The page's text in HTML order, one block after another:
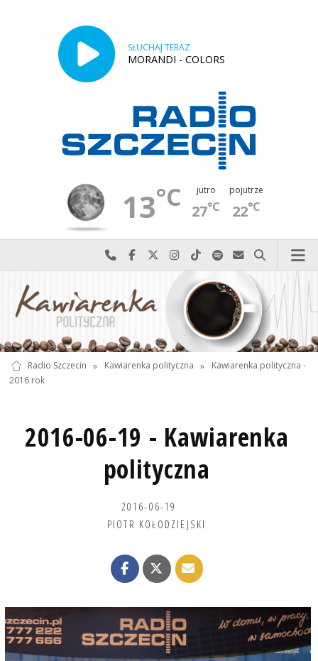
SŁUCHAJ TERAZ
MORANDI - COLORS
13°C jutro
27°C
pojutrze
22°C
Najlepiej po prostu do nas zadzwoń
Odwiedź nas na Facebook-u
Odwiedź nas na X
Odwiedź nas na Instagram-ie
Odwiedź nas na TikTok-u
Szukaj nas na Spotify
Wyślij do nas
Szukaj
Radio Szczecin » Kawiarenka polityczna »
Kawiarenka polityczna -
2016 rok
2016-06-19 - Kawiarenka
polityczna
2016-06-19
PIOTR KOŁODZIEJSKI